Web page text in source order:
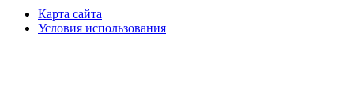
Карта сайта
Условия использования